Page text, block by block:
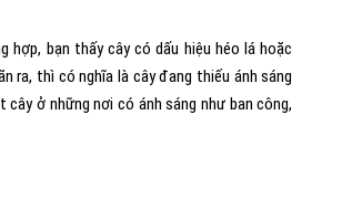
hợp, bạn thấy cây có dấu hiệu héo lá hoặc
ra, thì có nghĩa là cây đang thiếu ánh sáng
cây ở những nơi có ánh sáng như ban công,